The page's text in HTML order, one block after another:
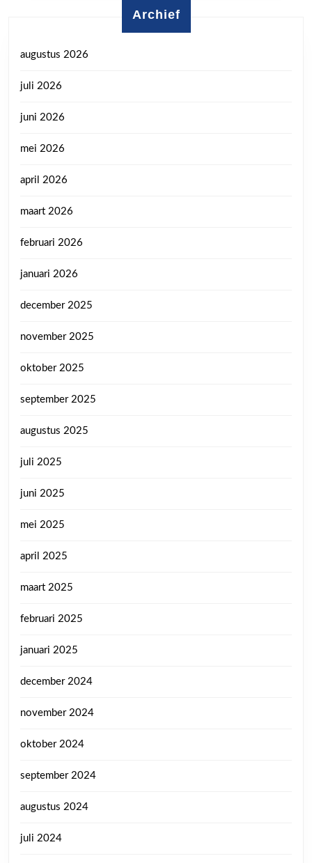
Archief
augustus 2026
juli 2026
juni 2026
mei 2026
april 2026
maart 2026
februari 2026
januari 2026
december 2025
november 2025
oktober 2025
september 2025
augustus 2025
juli 2025
juni 2025
mei 2025
april 2025
maart 2025
februari 2025
januari 2025
december 2024
november 2024
oktober 2024
september 2024
augustus 2024
juli 2024